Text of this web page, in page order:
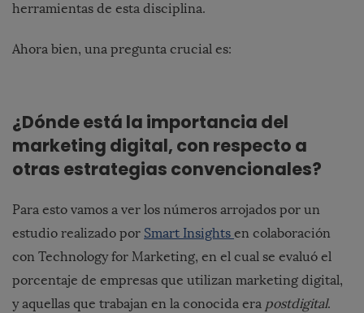
herramientas de esta disciplina.
Ahora bien, una pregunta crucial es:
¿Dónde está la importancia del
marketing digital, con respecto a
otras estrategias convencionales?
Para esto vamos a ver los números arrojados por un
estudio realizado por Smart Insights en colaboración
con Technology for Marketing, en el cual se evaluó el
porcentaje de empresas que utilizan marketing digital,
y aquellas que trabajan en la conocida era postdigital.